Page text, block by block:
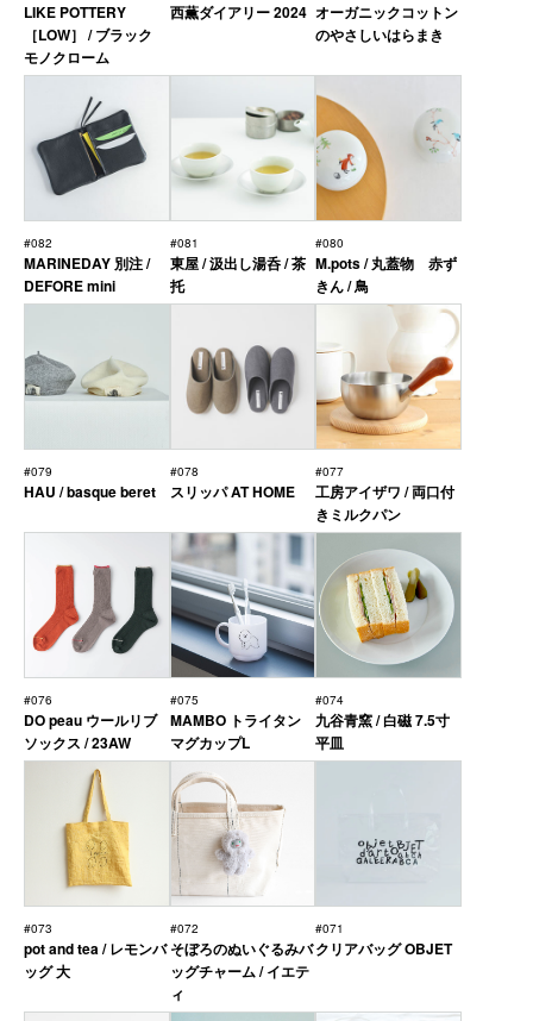
LIKE POTTERY
［LOW］ / ブラック
モノクローム
西薫ダイアリー 2024 オーガニックコットン
のやさしいはらまき
#082
MARINEDAY 別注 /
DEFORE mini
#081
東屋 / 汲出し湯呑 / 茶
托
#080
M.pots / 丸蓋物 赤ず
きん / 鳥
#079
HAU / basque beret
#078
スリッパ AT HOME
#077
工房アイザワ / 両口付
きミルクパン
#076
DO peau ウールリブ
ソックス / 23AW
#075
MAMBO トライタン
マグカップL
#074
九谷青窯 / 白磁 7.5寸
平皿
#073
pot and tea / レモンバ
ッグ 大
#072
そぼろのぬいぐるみバ
ッグチャーム / イエテ
ィ
#071
クリアバッグ OBJET